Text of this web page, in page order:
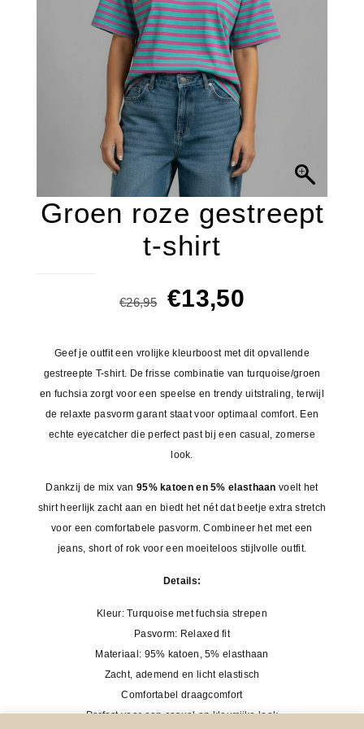
Groen roze gestreept
t-shirt
€26,95
Oorspronkelijke
was:
€26,95.
€13,50Huidige
is:
€13,50.
Geef je outfit een vrolijke kleurboost met dit opvallende
gestreepte T-shirt. De frisse combinatie van turquoise/groen
en fuchsia zorgt voor een speelse en trendy uitstraling, terwijl
de relaxte pasvorm garant staat voor optimaal comfort. Een
echte eyecatcher die perfect past bij een casual, zomerse
look.
Dankzij de mix van 95% katoen en 5% elasthaan voelt het
shirt heerlijk zacht aan en biedt het nét dat beetje extra stretch
voor een comfortabele pasvorm. Combineer het met een
jeans, short of rok voor een moeiteloos stijlvolle outfit.
Details:
Kleur: Turquoise met fuchsia strepen
Pasvorm: Relaxed fit
Materiaal: 95% katoen, 5% elasthaan
Zacht, ademend en licht elastisch
Comfortabel draagcomfort
Perfect voor een casual en kleurrijke look